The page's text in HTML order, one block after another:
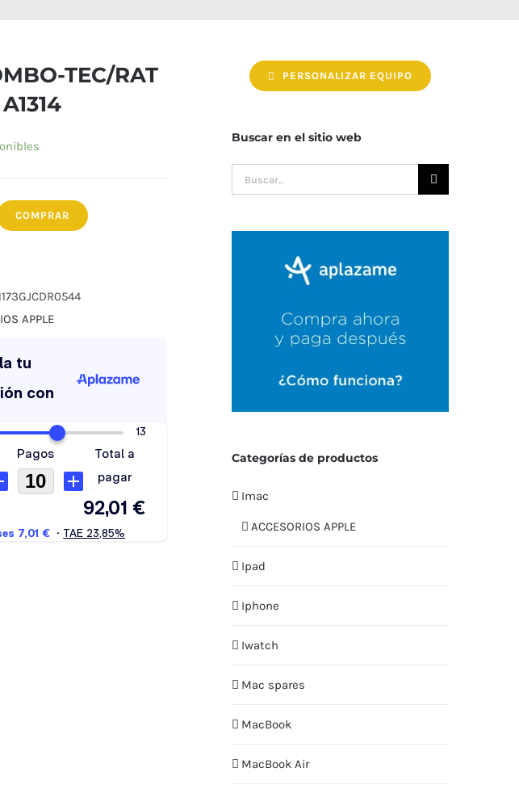
TEC/RAT
COMPRAR
APPLE
PERSONALIZAR EQUIPO
Buscar en el sitio web
Buscar:
Categorías de productos
Imac
ACCESORIOS APPLE
Ipad
Iphone
Iwatch
Mac spares
MacBook
MacBook Air